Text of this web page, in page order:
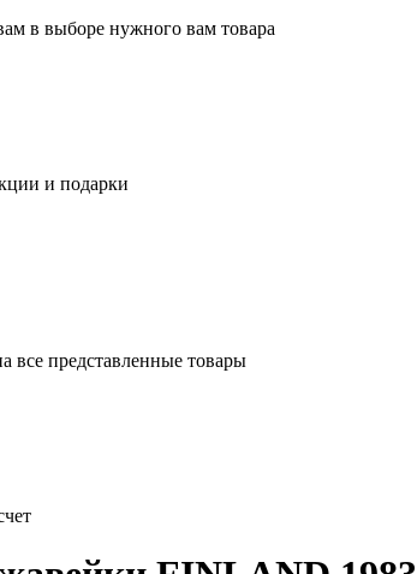
в выборе нужного вам товара
и подарки
все представленные товары